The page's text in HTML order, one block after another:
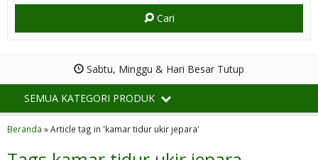
Cari
Sabtu, Minggu & Hari Besar Tutup
SEMUA KATEGORI PRODUK
Beranda »Article tag in 'kamar tidur ukir jepara'